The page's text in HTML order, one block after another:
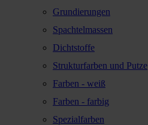
Grundierungen
Spachtelmassen
Dichtstoffe
Strukturfarben und Putze
Farben - weiß
Farben - farbig
Spezialfarben